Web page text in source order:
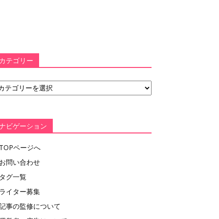
カテゴリー
ビゲーション
TOPページへ
お問い合わせ
タグ一覧
ライター募集
事の監修について